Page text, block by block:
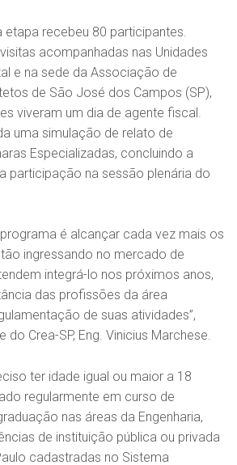
etapa recebeu 80 participantes.
acompanhadas nas Unidades
e na sede da Associação de
de São José dos Campos (SP),
viveram um dia de agente fiscal.
uma simulação de relato de
Especializadas, concluindo a
participação na sessão plenária do
é alcançar cada vez mais os
ingressando no mercado de
integrá-lo nos próximos anos,
das profissões da área
de suas atividades”,
do Crea-SP, Eng. Vinicius Marchese.
ter idade igual ou maior a 18
regularmente em curso de
nas áreas da Engenharia,
de instituição pública ou privada
cadastradas no Sistema